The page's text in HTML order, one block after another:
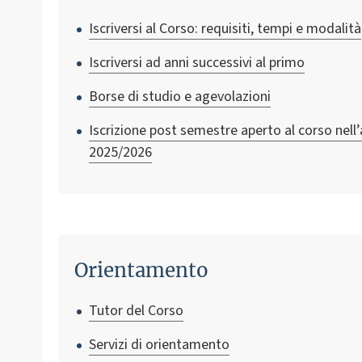
Iscriversi al Corso: requisiti, tempi e modalità
Iscriversi ad anni successivi al primo
Borse di studio e agevolazioni
Iscrizione post semestre aperto al corso
2025/2026
Orientamento
Tutor del Corso
Servizi di orientamento